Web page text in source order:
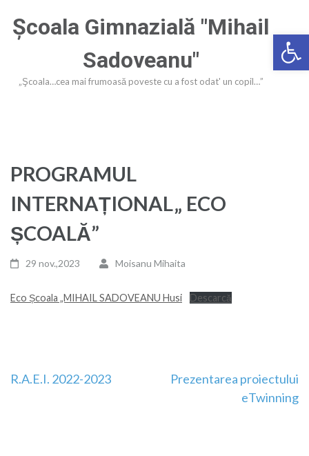
Deschide
Enter)
Şcoala Gimnazială "Mihail
Sadoveanu"
„Şcoala…cea mai frumoasă poveste cu a fost odat' un copil…”
PROGRAMUL
INTERNAȚIONAL„ ECO
ȘCOALĂ”
29 nov.,2023 Moisanu Mihaita
Eco Școala „MIHAIL SADOVEANU Husi Descarcă
Navigare
R.A.E.I. 2022-2023
Prezentarea proiectului
eTwinning